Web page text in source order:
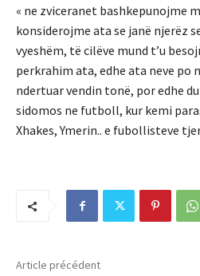
« ne zviceranet bashkepunojme
konsiderojme ata se janë njerëz
vyeshëm, të cilëve mund t’u
perkrahim ata, edhe ata neve po
ndertuar vendin tonë, por edhe
sidomos ne futboll, kur kemi
Xhakes, Ymerin.. e fubollisteve
Article précédent